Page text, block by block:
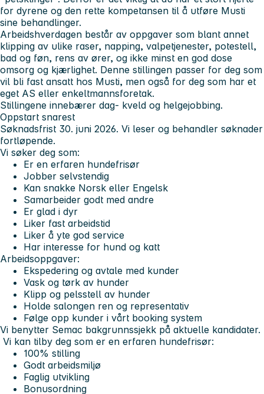
for dyrene og den rette kompetansen til å utføre Musti
sine behandlinger.
Arbeidshverdagen består av oppgaver som blant annet
klipping av ulike raser, napping, valpetjenester, potestell,
bad og føn, rens av ører, og ikke minst en god dose
omsorg og kjærlighet. Denne stillingen passer for deg som
vil bli fast ansatt hos Musti, men også for deg som har et
eget AS eller enkeltmannsforetak.
Stillingene innebærer dag- kveld og helgejobbing.
Oppstart snarest
Søknadsfrist 30. juni 2026. Vi leser og behandler søknader
fortløpende.
Vi søker deg som:
Er en erfaren hundefrisør
Jobber selvstendig
Kan snakke Norsk eller Engelsk
Samarbeider godt med andre
Er glad i dyr
Liker fast arbeidstid
Liker å yte god service
Har interesse for hund og katt
Arbeidsoppgaver:
Ekspedering og avtale med kunder
Vask og tørk av hunder
Klipp og pelsstell av hunder
Holde salongen ren og representativ
Følge opp kunder i vårt booking system
Vi benytter Semac bakgrunnssjekk på aktuelle kandidater.
Vi kan tilby deg som er en erfaren hundefrisør:
100% stilling
Godt arbeidsmiljø
Faglig utvikling
Bonusordning